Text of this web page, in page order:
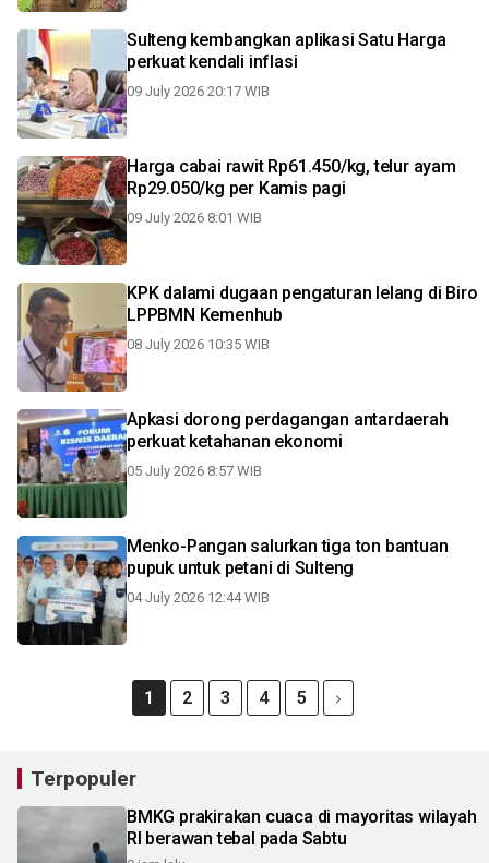
Sulteng kembangkan aplikasi Satu Harga
perkuat kendali inflasi
09 July 2026 20:17 WIB
Harga cabai rawit Rp61.450/kg, telur ayam
Rp29.050/kg per Kamis pagi
09 July 2026 8:01 WIB
KPK dalami dugaan pengaturan lelang di Biro
LPPBMN Kemenhub
08 July 2026 10:35 WIB
Apkasi dorong perdagangan antardaerah
perkuat ketahanan ekonomi
05 July 2026 8:57 WIB
Menko-Pangan salurkan tiga ton bantuan
pupuk untuk petani di Sulteng
04 July 2026 12:44 WIB
1 2 3 4 5
Terpopuler
BMKG prakirakan cuaca di mayoritas wilayah
RI berawan tebal pada Sabtu